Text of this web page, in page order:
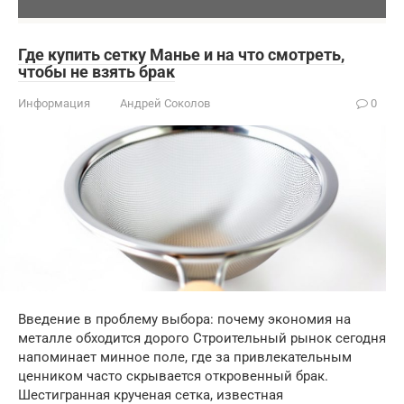
Где купить сетку Манье и на что смотреть,
чтобы не взять брак
Информация Андрей Соколов 0
Введение в проблему выбора: почему экономия на
металле обходится дорого Строительный рынок сегодня
напоминает минное поле, где за привлекательным
ценником часто скрывается откровенный брак.
Шестигранная крученая сетка, известная